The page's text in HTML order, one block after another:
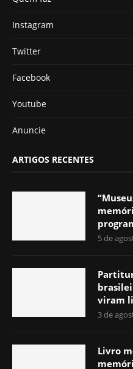
Instagram
Twitter
Facebook
Youtube
Anuncie
ARTIGOS RECENTES
5 de
viram
3 de
Livro